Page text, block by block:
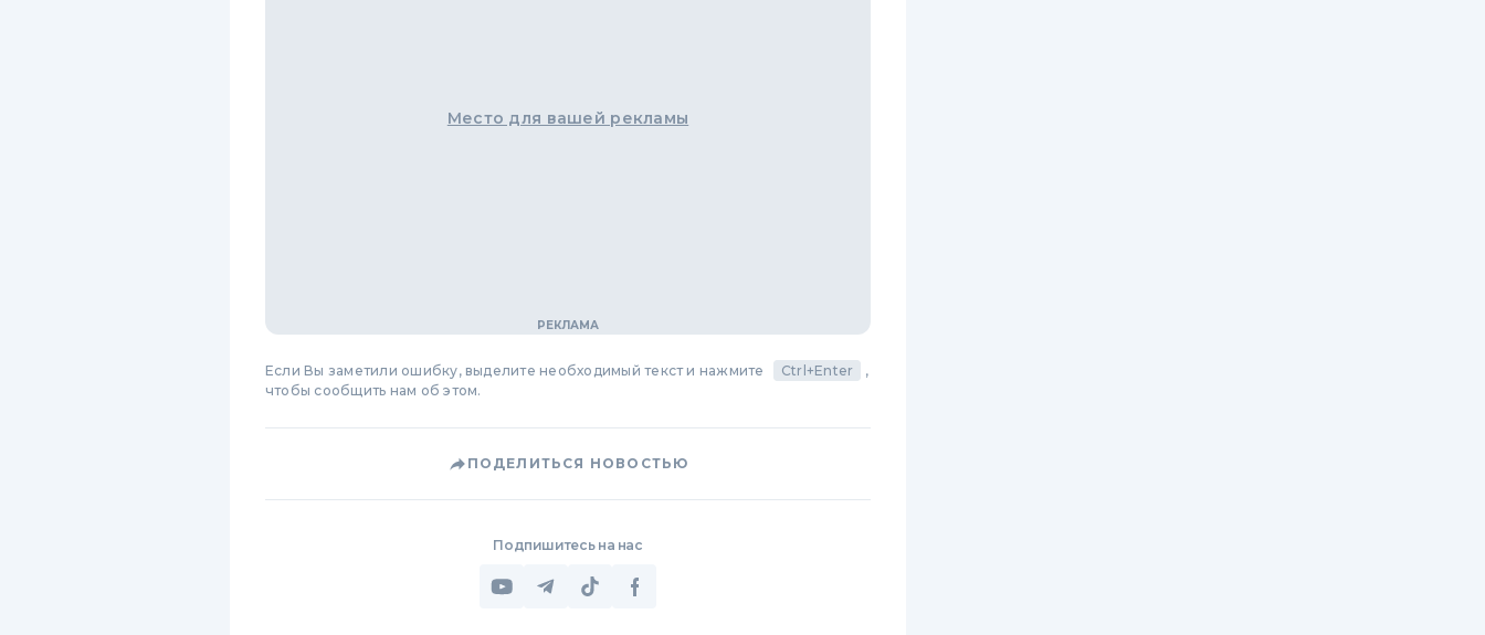
Место для вашей рекламы
Если Вы заметили ошибку, выделите необходимый текст и нажмите Ctrl+Enter
,
чтобы сообщить нам об этом.
ПОДЕЛИТЬСЯ НОВОСТЬЮ
Подпишитесь на нас